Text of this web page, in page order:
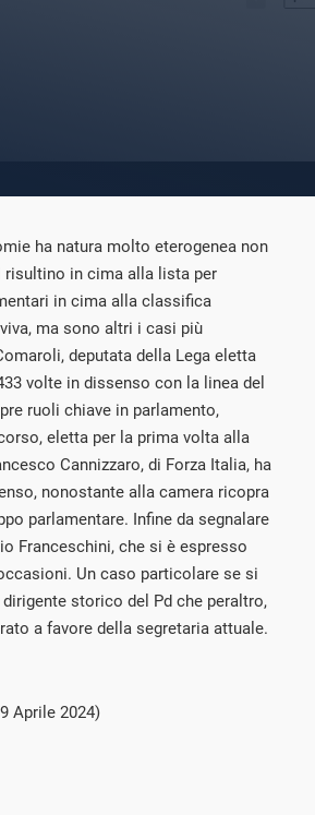
ha natura molto eterogenea non
in cima alla lista per
in cima alla classifica
ma sono altri i casi più
deputata della Lega eletta
volte in dissenso con la linea del
ruoli chiave in parlamento,
eletta per la prima volta alla
Cannizzaro, di Forza Italia, ha
nonostante alla camera ricopra
parlamentare. Infine da segnalare
Franceschini, che si è espresso
Un caso particolare se si
storico del Pd che peraltro,
a favore della segretaria attuale.
Aprile 2024)